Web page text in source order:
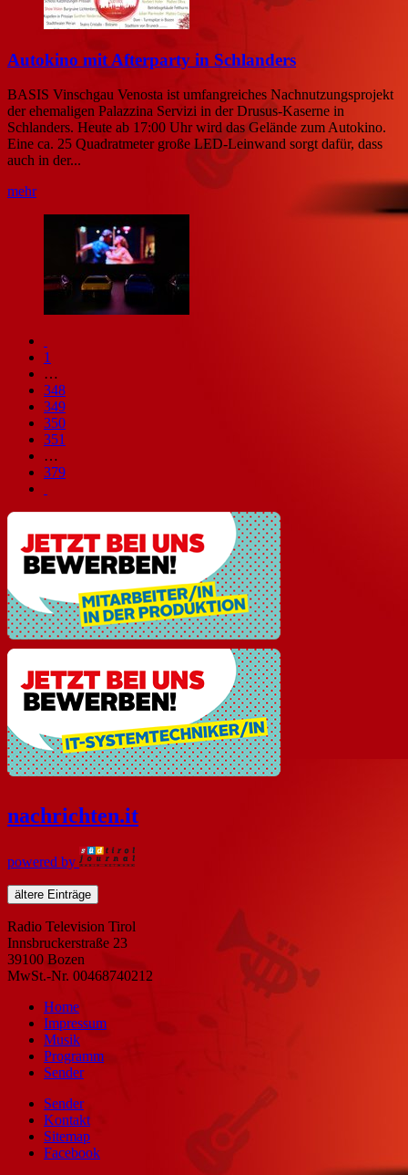
Autokino mit Afterparty in Schlanders
BASIS Vinschgau Venosta ist umfangreiches Nachnutzungsprojekt
der ehemaligen Palazzina Servizi in der Drusus-Kaserne in
Schlanders. Heute ab 17:00 Uhr wird das Gelände zum Autokino.
Eine ca. 25 Quadratmeter große LED-Leinwand sorgt dafür, dass
auch in der...
mehr
1
…
348
349
350
351
…
379
nachrichten.it
powered by
ältere Einträge
Radio Television Tirol
Innsbruckerstraße 23
39100 Bozen
MwSt.-Nr. 00468740212
Home
Impressum
Musik
Programm
Sender
Sender
Kontakt
Sitemap
Facebook